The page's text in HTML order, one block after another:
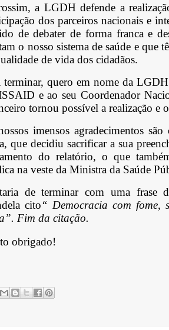
a LGDH defende a
dos parceiros nacionais e
de debater de forma franca e
o nosso sistema de saúde e
de vida dos cidadãos.
terminar, quero em nome da
e ao seu Coordenador
tornou possível a realização e
imensos agradecimentos
que decidiu sacrificar a sua
do relatório, o que
na veste da Ministra da Saúde
de terminar com uma frase
cito“ Democracia com fome,
Fim da citação.
obrigado!